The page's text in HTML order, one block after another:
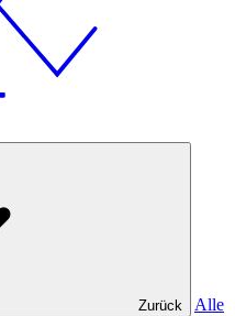
Zurück
Alle